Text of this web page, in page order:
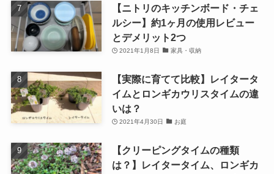
【ニトリのキッチンボード・チェ
ルシー】約1ヶ月の使用レビュー
とデメリット2つ
2021年1月8日 家具・収納
【実際に育てて比較】レイタータ
イムとロンギカウリスタイムの違
いは？
2021年4月30日 お庭
【クリーピングタイムの種類
は？】レイタータイム、ロンギカ